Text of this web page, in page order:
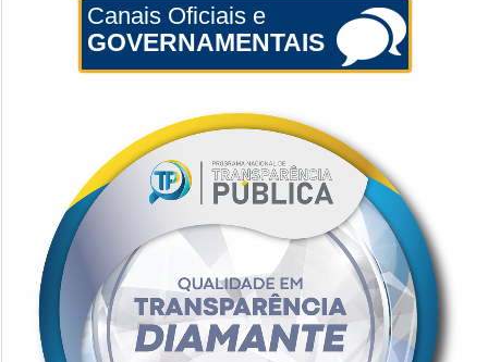
Canais Oficiais e
GOVERNAMENTAIS